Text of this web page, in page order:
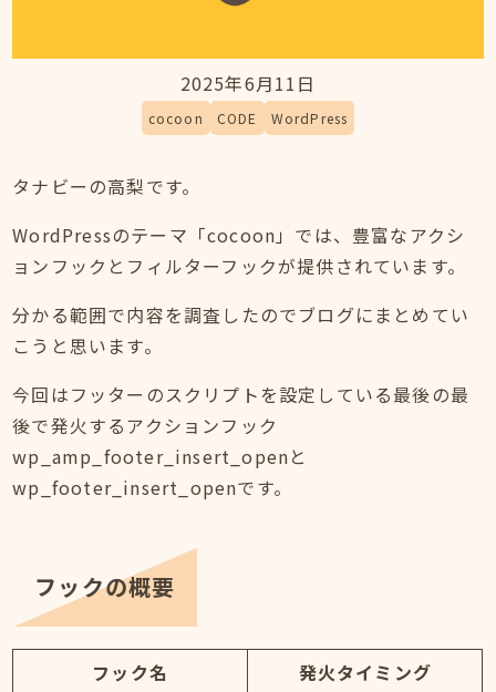
2025年6月11日
cocoon CODE WordPress
タナビーの高梨です。
WordPressのテーマ「cocoon」では、豊富なアクシ
ョンフックとフィルターフックが提供されています。
分かる範囲で内容を調査したのでブログにまとめてい
こうと思います。
今回はフッターのスクリプトを設定している最後の最
後で発火するアクションフック
wp_amp_footer_insert_openと
wp_footer_insert_openです。
フックの概要
フック名
発火タイミング